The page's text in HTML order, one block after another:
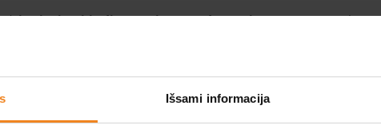
Išsami informacija
ja sievietei ir diagnosticēta endometriozeagrīnā attīstības
var ieteikt šo neauglības ārstēšanas metodi situācijā,
t.i., ja partneres organisms nepieļauj vīrieša
apaugļot olšūnu arī tad,ja sievietes reproduktīvo